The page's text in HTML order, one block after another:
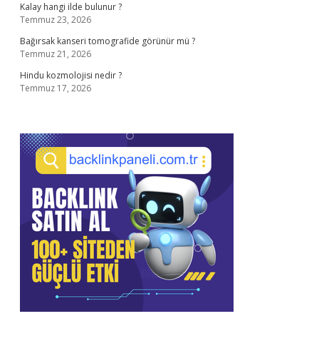
Kalay hangi ilde bulunur ?
Temmuz 23, 2026
Bağırsak kanseri tomografide görünür mü ?
Temmuz 21, 2026
Hindu kozmolojisi nedir ?
Temmuz 17, 2026